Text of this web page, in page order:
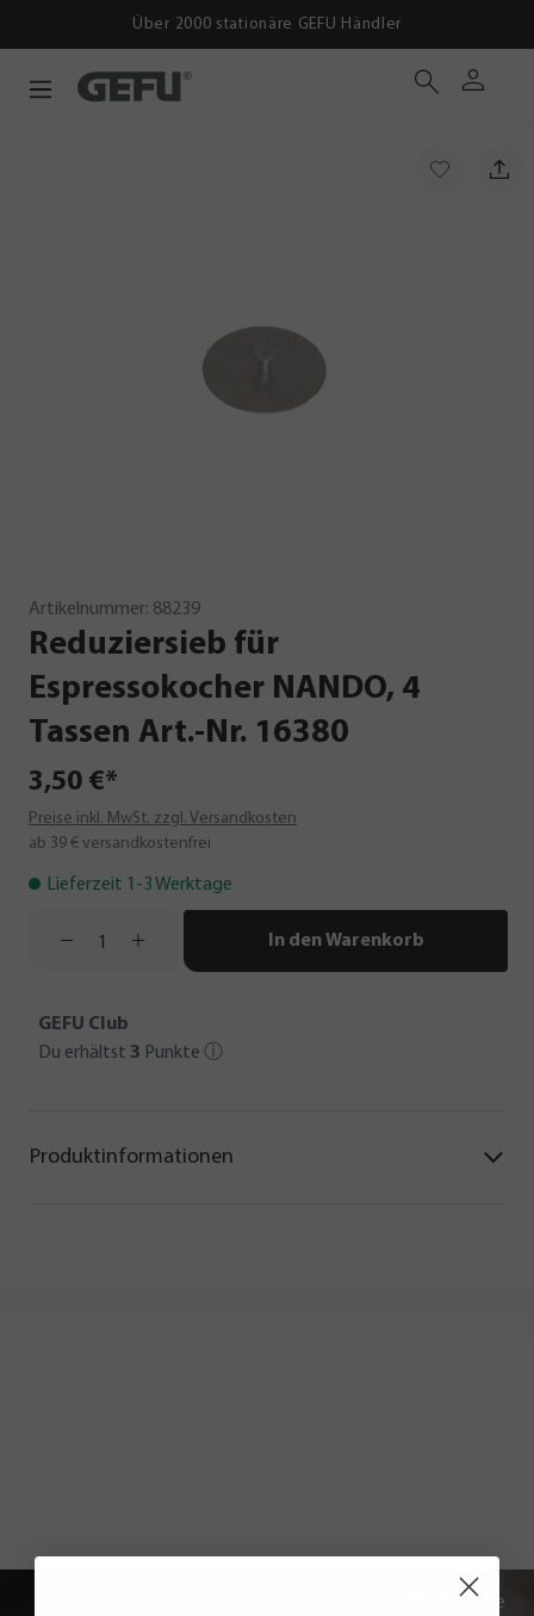
Über 2000 stationäre GEFU Händler
Artikelnummer: 88239
Reduziersieb für
Espressokocher NANDO, 4
Tassen Art.-Nr. 16380
3,50 €*
Preise inkl. MwSt. zzgl. Versandkosten
ab 39 € versandkostenfrei
Lieferzeit 1-3 Werktage
In den Warenkorb
GEFU Club
Du erhältst 3 Punkte ⓘ
Produktinformationen
Alle Rezepte